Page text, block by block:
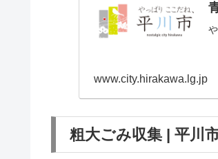
www.city.hirakawa.lg.jp
粗大ごみ収集 | 平川